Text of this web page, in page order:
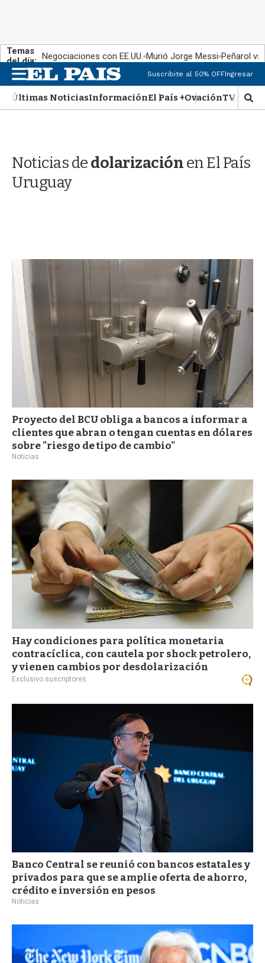
Temas
del día: Negociaciones con EE.UU. Murió Jorge Messi Peñarol
M
e
n
u
Suscribite al 50% OFFIngresar
Últimas NoticiasInformaciónEl País +OvaciónTV Show
M
o
a
d
Noticias dedolarizaciónen El País
Uruguay
Proyecto del BCU obliga a bancos a informar a
clientes que abran o tengan cuentas en dólares
sobre "riesgo de tipo de cambio"
Noticias
Hay condiciones para política monetaria
contracíclica, con cautela por shock petrolero,
y vienen cambios por desdolarización
Exclusivo suscriptores
Banco Central se reunió con bancos estatales y
privados para que se amplie oferta de ahorro,
crédito e inversión en pesos
Noticias